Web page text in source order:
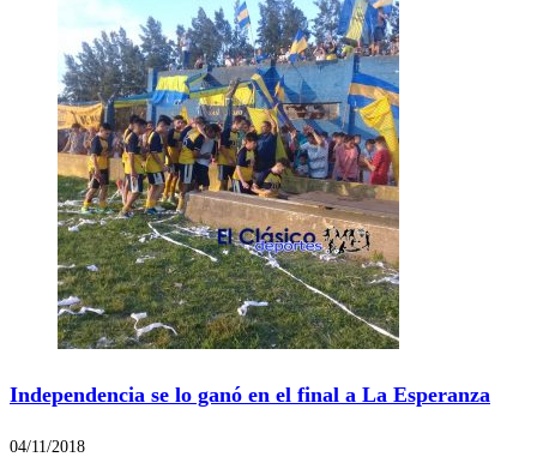
Independencia se lo ganó en el final a La Esperanza
04/11/2018